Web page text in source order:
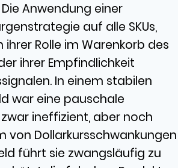
Die Anwendung einer
auf alle SKUs,
Rolle im Warenkorb des
ihrer Empfindlichkeit
In einem stabilen
war eine pauschale
ineffizient, aber noch
von Dollarkursschwankungen
führt sie zwangsläufig zu